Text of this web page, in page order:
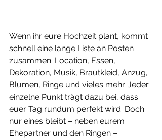
Wenn ihr eure Hochzeit plant, kommt
schnell eine lange Liste an Posten
zusammen: Location, Essen,
Dekoration, Musik, Brautkleid, Anzug,
Blumen, Ringe und vieles mehr. Jeder
einzelne Punkt trägt dazu bei, dass
euer Tag rundum perfekt wird. Doch
nur eines bleibt – neben eurem
Ehepartner und den Ringen –